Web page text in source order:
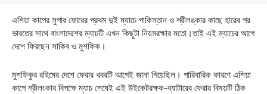
এশিয়া কাপের সুপার ফোরের প্রথম দুই ম্যাচে পাকিস্তান ও শ্রীলঙ্কার কাছে হারের পর
ভারতের সাথে বাংলাদেশের ম্যাচটি এখন কিছুটা নিয়মরক্ষার মতো।তাই এই ম্যাচের আগে
দেশে ফিরছেন সাকিব ও মুশফিক।
মুশফিকুর রহিমের দেশে ফেরার খবরটি আগেই জানা গিয়েছিল। পারিবারিক কারণে এশিয়া
কাপে শ্রীলংকার বিপক্ষে ম্যাচ শেষেই এই উইকেটরক্ষক-ব্যাটারের ফেরার বিষয়টি ঠিক